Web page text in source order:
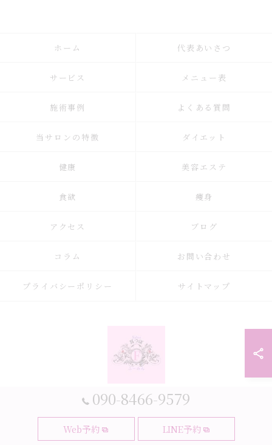
090-8466-9579
Web予約 LINE予約
ホーム 代表あいさつ
サービス メニュー表
施術事例 よくある質問
当サロンの特徴 ダイエット
健康 美容エステ
食欲 痩身
アクセス ブログ
コラム お問い合わせ
プライバシーポリシー サイトマップ
© 2026 大阪府大阪市の耳つぼなら耳つぼダイエットサロンふーみん ALL
RIGHTS RESERVED.